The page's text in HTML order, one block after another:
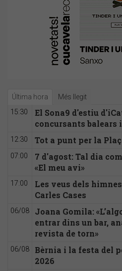
Última hora Més llegit
15:30
El Sona9 d'estiu
concursants balears
12:30 Tot a punt per la
07:00
7 d'agost: Tal dia
«El meu avi»
17:00
Les veus dels
Carles Cases
06/08
Joana Gomila:
entrar dins un bar,
revista de torn»
06/08
Bèrnia i la festa del
2026